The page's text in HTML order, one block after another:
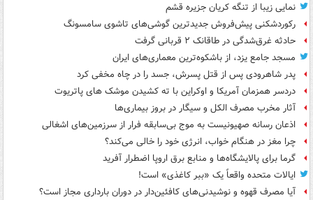
نمایی زیبا از تنگه کریان جزیره قشم
رکوردشکنی پیش‌فروش جدیدترین گوشی‌های تاشوی سامسونگ
حادثه غرق‌شدگی در طاقانک ۲ قربانی گرفت
مسجد جامع یزد، از باشکوه‌ترین معماری‌های ایران
پدر شاهرودی پس از قتل پسرش، جسد را در چاه مخفی کرد
دردسر همزمان آمریکا و اوکراین با ته کشیدن موشک های پاتریوت
آثار مخرب مصرف الکل و سیگار در بروز بیماری‌ها
اذعان رسانه صهیونیست به موج بی‌سابقه فرار از سرزمین‌های اشغالی
چرا مغز در هنگام خواب، انرژی خود را خالی می‌کند؟
گرما برای پالایشگاه‌ها و منابع برق اروپا اضطرار آفرید
ایالات متحده واقعاً یک «ببر کاغذی» است!
آیا مصرف قهوه و نوشیدنی‌های کافئین‌دار در دوران بارداری مجاز است؟